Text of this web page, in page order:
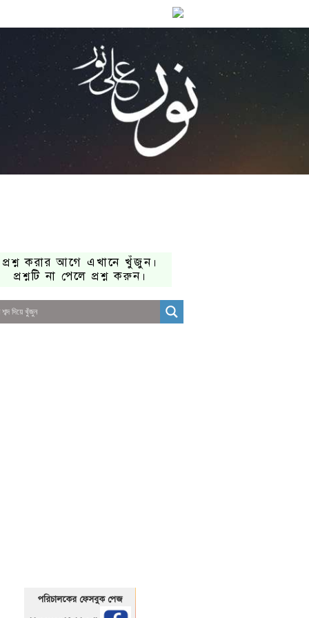
প্রশ্ন করার আগে এখানে খুঁজুন।
প্রশ্নটি না পেলে প্রশ্ন করুন।
পরিচালকের ফেসবুক পেজ